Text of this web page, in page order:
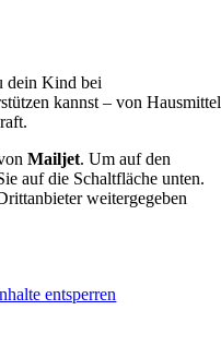
dein Kind bei
kannst – von
Mailjet. Um auf den
auf die Schaltfläche unten.
weitergegeben
entsperren